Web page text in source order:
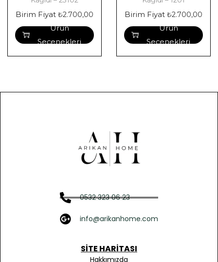
Birim Fiyat ₺2.700,00
Ürün
Seçenekleri
Birim Fiyat ₺2.700,00
Ürün
Seçenekleri
0532 323 06 23
info@arikanhome.com
SITE HARITASI
Hakkımızda